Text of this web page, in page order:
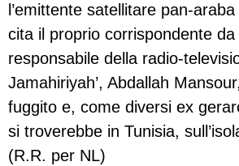
l’emittente satellitare pan-araba
cita il proprio corrispondente da
responsabile della radio-
Jamahiriyah’, Abdallah
fuggito e, come diversi ex
si troverebbe in Tunisia,
(R.R. per NL)